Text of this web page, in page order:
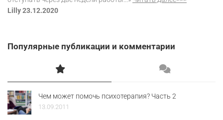
Lilly 23.12.2020
Популярные публикации и комментарии
Чем может помочь психотерапия? Часть 2
13.09.2011